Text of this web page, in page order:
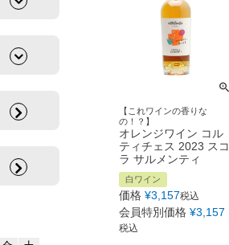
【これワインの香りな
の！？】
オレンジワイン コル
ティチェス 2023 スコ
ラ サルメンティ
白ワイン
価格 ¥3,157税込
会員特別価格 ¥3,157
税込